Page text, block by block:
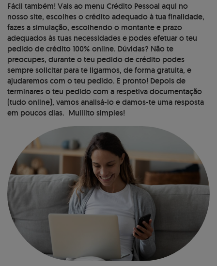
Fácil também! Vais ao menu Crédito Pessoal aqui no
nosso site, escolhes o crédito adequado à tua finalidade,
fazes a simulação, escolhendo o montante e prazo
adequados às tuas necessidades e podes efetuar o teu
pedido de crédito 100% online. Dúvidas? Não te
preocupes, durante o teu pedido de crédito podes
sempre solicitar para te ligarmos, de forma gratuita, e
ajudaremos com o teu pedido. E pronto! Depois de
terminares o teu pedido com a respetiva documentação
(tudo online), vamos analisá-lo e damos-te uma resposta
em poucos dias. Muiiiito simples!